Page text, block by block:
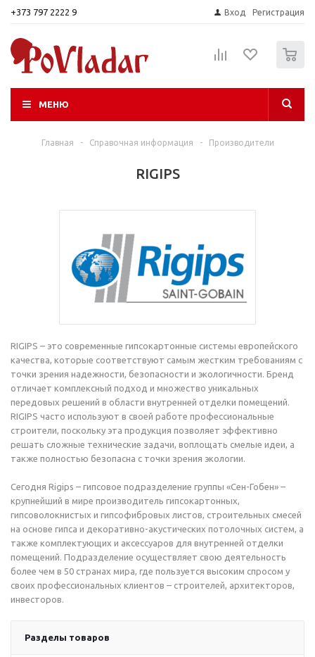
+373 797 2222 9 Вход Регистрация
МЕНЮ
Главная - Справочная информация - Производители
RIGIPS
RIGIPS – это современные гипсокартонные системы европейского
качества, которые соответствуют самым жестким требованиям с
точки зрения надежности, безопасности и экологичности. Бренд
отличает комплексный подход и множество уникальных
передовых решений в области внутренней отделки помещений.
RIGIPS часто используют в своей работе профессиональные
строители, поскольку эта продукция позволяет эффективно
решать сложные технические задачи, воплощать смелые идеи, а
также полностью безопасна с точки зрения экологии.
Сегодня Rigips – гипсовое подразделение группы «Сен-Гобен» –
крупнейший в мире производитель гипсокартонных,
гипсоволокнистых и гипсофибровых листов, строительных смесей
на основе гипса и декоративно-акустических потолочных систем, а
также комплектующих и аксессуаров для внутренней отделки
помещений. Подразделение осуществляет свою деятельность
более чем в 50 странах мира, где пользуется высоким спросом у
своих профессиональных клиентов – строителей, архитекторов,
инвесторов.
Разделы товаров